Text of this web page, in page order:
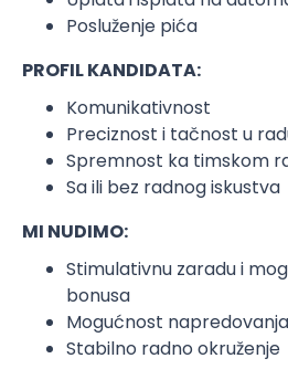
Posluženje pića
PROFIL KANDIDATA:
Komunikativnost
Preciznost i tačnost u
Spremnost ka timskom
Sa ili bez radnog iskustva
MI NUDIMO:
Stimulativnu zaradu i
bonusa
Mogućnost napredovanja
Stabilno radno okruženje